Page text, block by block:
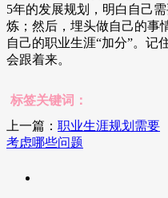
5年的发展规划，明白自己
炼；然后，埋头做自己的事
自己的职业生涯“加分”。记
会跟着来。
标签关键词：
上一篇： 职业生涯规划需要
考虑哪些问题